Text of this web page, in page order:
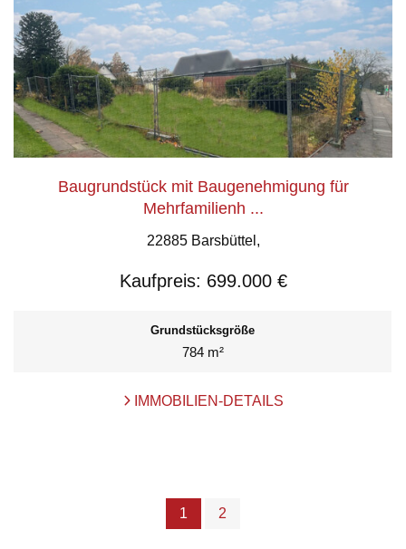
Baugrundstück mit Baugenehmigung für
Mehrfamilienh ...
22885 Barsbüttel,
Kaufpreis: 699.000 €
Grundstücksgröße
784 m²
IMMOBILIEN-DETAILS
1 2